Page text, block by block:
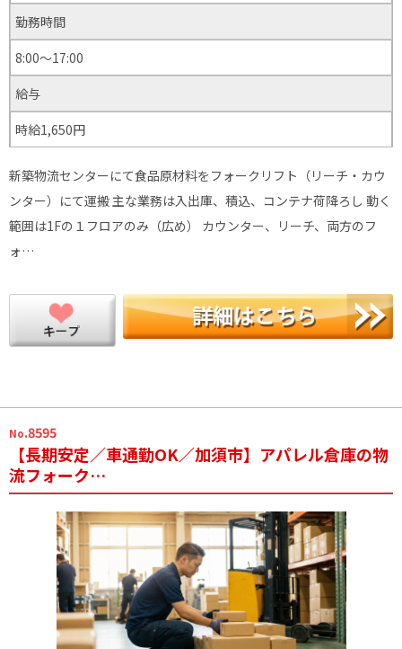
勤務時間
8:00～17:00
給与
時給1,650円
新築物流センターにて食品原材料をフォークリフト（リーチ・カウ
ンター）にて運搬 主な業務は入出庫、積込、コンテナ荷降ろし 動く
範囲は1Fの１フロアのみ（広め） カウンター、リーチ、両方のフ
ォ…
No.8595
【長期安定／車通勤OK／加須市】アパレル倉庫の物
流フォーク…